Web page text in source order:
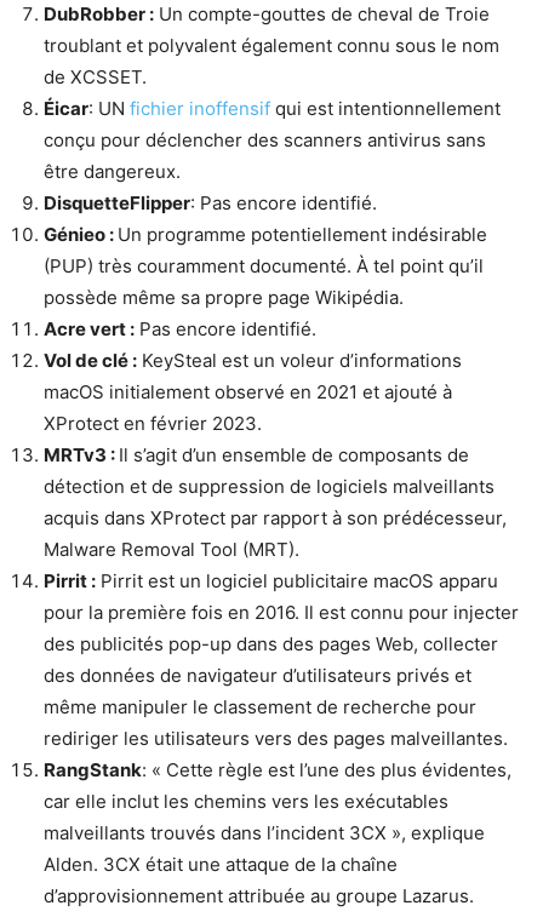
DubRobber : Un compte-gouttes de cheval de Troie
troublant et polyvalent également connu sous le nom
de XCSSET.
Éicar: UN fichier inoffensif qui est intentionnellement
conçu pour déclencher des scanners antivirus sans
être dangereux.
DisquetteFlipper: Pas encore identifié.
Génieo : Un programme potentiellement indésirable
(PUP) très couramment documenté. À tel point qu’il
possède même sa propre page Wikipédia.
Acre vert : Pas encore identifié.
Vol de clé : KeySteal est un voleur d’informations
macOS initialement observé en 2021 et ajouté à
XProtect en février 2023.
MRTv3 : Il s’agit d’un ensemble de composants de
détection et de suppression de logiciels malveillants
acquis dans XProtect par rapport à son prédécesseur,
Malware Removal Tool (MRT).
Pirrit : Pirrit est un logiciel publicitaire macOS apparu
pour la première fois en 2016. Il est connu pour injecter
des publicités pop-up dans des pages Web, collecter
des données de navigateur d’utilisateurs privés et
même manipuler le classement de recherche pour
rediriger les utilisateurs vers des pages malveillantes.
RangStank: « Cette règle est l’une des plus évidentes,
car elle inclut les chemins vers les exécutables
malveillants trouvés dans l’incident 3CX », explique
Alden. 3CX était une attaque de la chaîne
d’approvisionnement attribuée au groupe Lazarus.